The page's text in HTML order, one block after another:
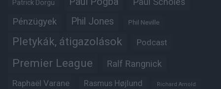
Patrick Dorgu
Pénzügyek Phil Jones Phil Neville
Pletykák, átigazolások Podcast
Premier League Ralf Rangnick
Raphaël Varane Rasmus Højlund Richard Arnold